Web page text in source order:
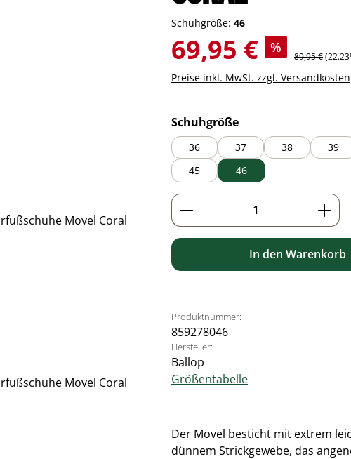
Schuhgröße: 46
Verkaufspreis:
69,95 € %
Regulärer
89,95 €
Preise inkl. MwSt. zzgl. Versandkosten
Schuhgrößeauswählen
36 37 38 39
45
46
Produkt Anzahl: Gib
In den Warenkorb
Produktnummer:
859278046
Hersteller:
Ballop
Größentabelle
Der Movel besticht mit extrem
dünnem Strickgewebe, das